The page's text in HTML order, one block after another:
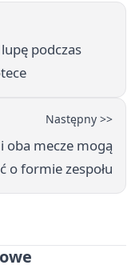
podczas
Następny >>
oba mecze mogą
o formie zespołu